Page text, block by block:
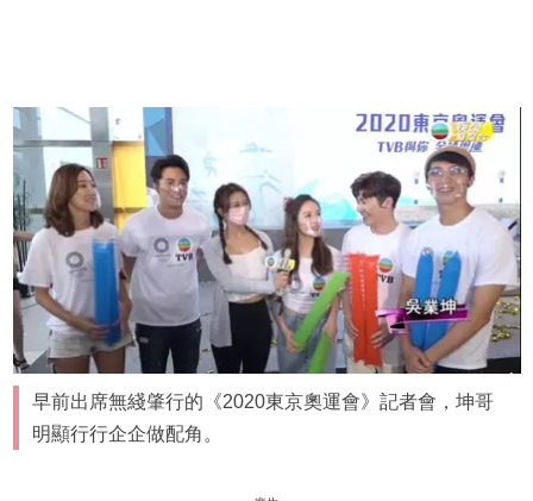
早前出席無綫肇行的《2020東京奧運會》記者會，坤哥
明顯行行企企做配角。